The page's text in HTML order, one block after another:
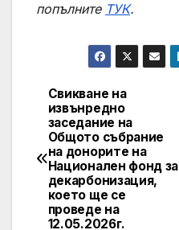
попълните ТУК.
Post
navigation
Свикване на
извънредно
заседание на
Общото събрание
на донорите на
Национален фонд за
декарбонизация,
което ще се
проведе на
12.05.2026г.